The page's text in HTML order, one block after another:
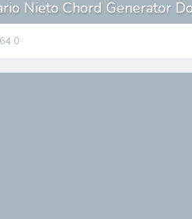
Nieto Chord Generator
0